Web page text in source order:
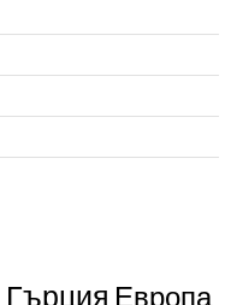
Гърция Европа